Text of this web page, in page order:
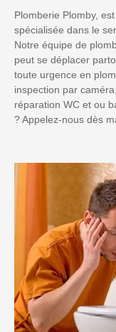
Plomberie Plomby,
spécialisée dans le
Notre équipe de
peut se déplacer
toute urgence en
inspection par
réparation WC et ou
? Appelez-nous dès